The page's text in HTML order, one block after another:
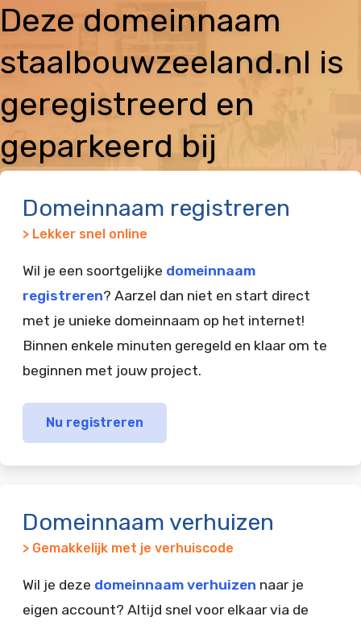
Deze domeinnaam
staalbouwzeeland.nl is
geregistreerd en
geparkeerd bij
Domeinnaam registreren
> Lekker snel online
Wil je een soortgelijke domeinnaam
registreren? Aarzel dan niet en start direct
met je unieke domeinnaam op het internet!
Binnen enkele minuten geregeld en klaar om te
beginnen met jouw project.
Nu registreren
Domeinnaam verhuizen
> Gemakkelijk met je verhuiscode
Wil je deze domeinnaam verhuizen naar je
eigen account? Altijd snel voor elkaar via de